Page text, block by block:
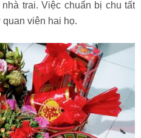
trai. Việc chuẩn bị chu tất
viên hai họ.